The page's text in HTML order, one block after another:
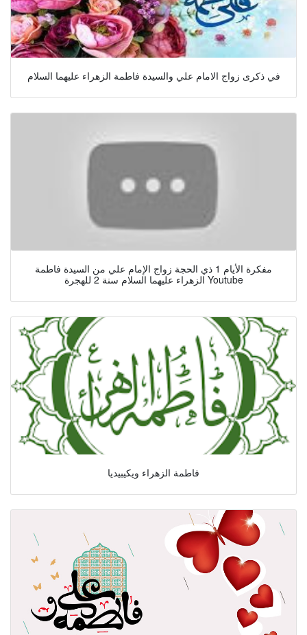
في ذكرى زواج الامام علي والسيدة فاطمة الزهراء عليهما السلام
مفكرة الأيام 1 ذي الحجة زواج الإمام علي من السيدة فاطمة
الزهراء عليهما السلام سنة 2 للهجرة Youtube
فاطمة الزهراء ويكيبيديا